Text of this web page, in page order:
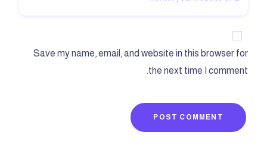
Save my name, email, and website in this browser for
the next time I comment.
POST COMMENT